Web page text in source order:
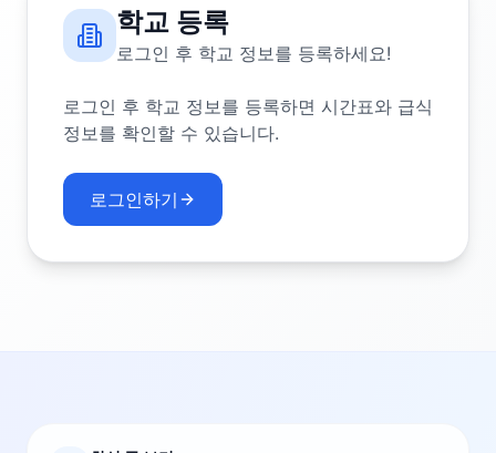
학교 등록
로그인 후 학교 정보를 등록하세요!
로그인 후 학교 정보를 등록하면 시간표와 급식
정보를 확인할 수 있습니다.
로그인하기